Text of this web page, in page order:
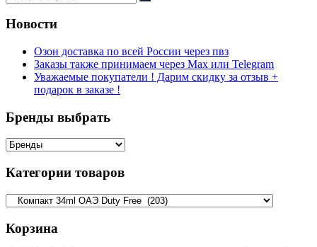
Новости
Озон доставка по всей России через пвз
Заказы также принимаем через Max или Telegram
Уважаемые покупатели ! Дарим скидку за отзыв +
подарок в заказе !
Бренды выбрать
Категории товаров
Корзина